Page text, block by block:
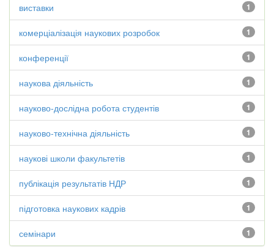
1
виставки
1
комерціалізація наукових розробок
1
конференції
1
наукова діяльність
1
науково-дослідна робота студентів
1
науково-технічна діяльність
1
наукові школи факультетів
1
публікація результатів НДР
1
підготовка наукових кадрів
1
семінари